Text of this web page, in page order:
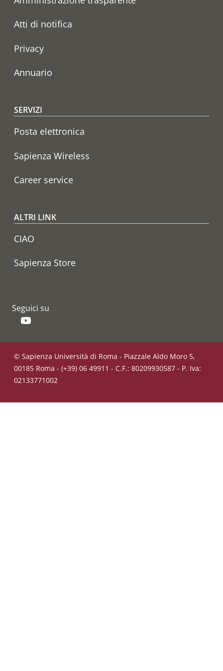
Atti di notifica
Privacy
Annuario
SERVIZI
Posta elettronica
Sapienza Wireless
Career service
ALTRI LINK
CIAO
Sapienza Store
Seguici su
© Sapienza Università di Roma - Piazzale Aldo Moro 5,
00185 Roma - (+39) 06 49911 - C.F.: 80209930587 - P. Iva:
02133771002